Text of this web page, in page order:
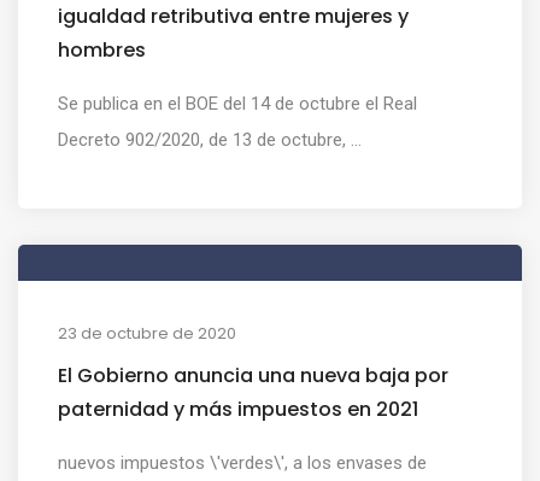
igualdad retributiva entre mujeres y
hombres
Se publica en el BOE del 14 de octubre el Real
Decreto 902/2020, de 13 de octubre, ...
23 de octubre de 2020
El Gobierno anuncia una nueva baja por
paternidad y más impuestos en 2021
nuevos impuestos \'verdes\', a los envases de